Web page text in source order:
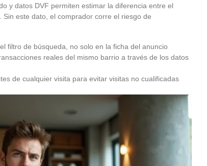
y datos DVF permiten estimar la diferencia entre el
este dato, el comprador corre el riesgo de
filtro de búsqueda, no solo en la ficha del anuncio
reales del mismo barrio a través de los datos
de cualquier visita para evitar visitas no cualificadas